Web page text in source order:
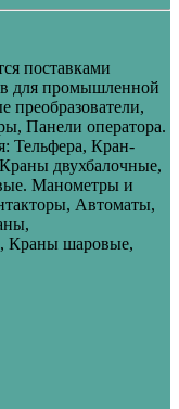
поставками
для промышленной
преобразователи,
Панели оператора.
Тельфера, Кран-
двухбалочные,
Манометры и
Автоматы,
Краны шаровые,